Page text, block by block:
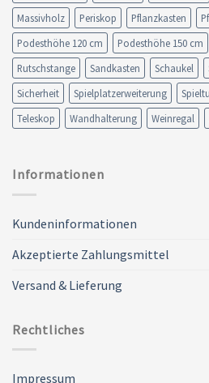
Massivholz
Periskop Pflanzkasten
Podesthöhe 120 cm
Podesthöhe 150 cm
Rutschstange
Sandkasten Schaukel
Sicherheit
Spielplatzerweiterung
Teleskop
Wandhalterung Weinregal
Informationen
Kundeninformationen
Akzeptierte Zahlungsmittel
Versand & Lieferung
Rechtliches
Impressum